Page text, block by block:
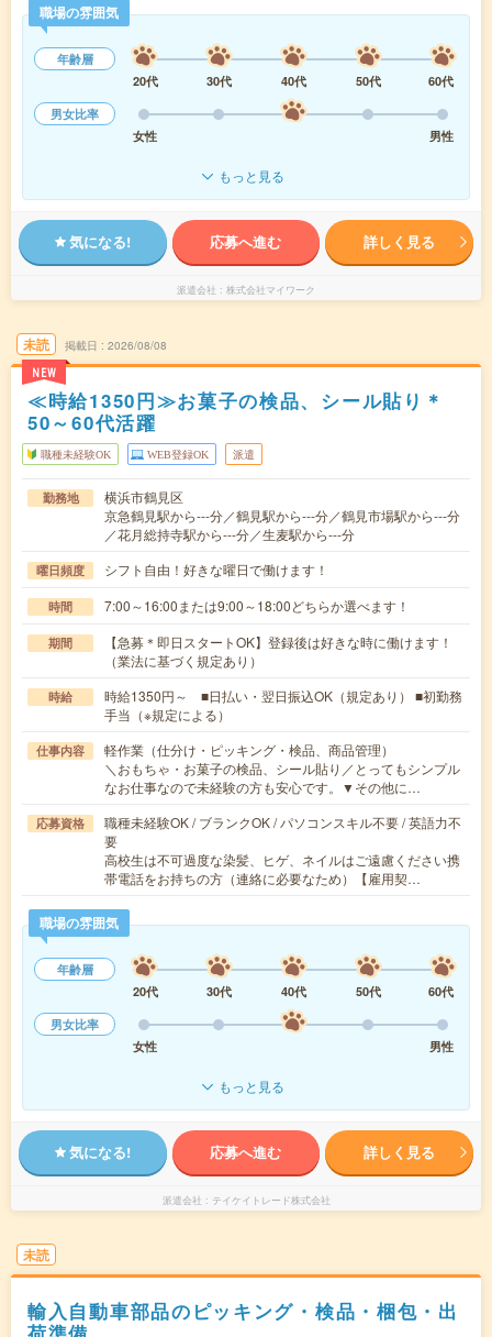
職場の雰囲気
年齢層
20代
30代 40代 50代
60代
男女比率
女性
男性
もっと見る
気になる! 応募へ進む 詳しく見る
派遣会社 株式会社マイワーク
未読
NEW
掲載日 2026/08/08
≪時給1350円≫お菓子の検品、シール貼り＊
50～60代活躍
職種未経験OK WEB登録OK 派遣
勤務地
横浜市鶴見区
京急鶴見駅から---分／鶴見駅から---分／鶴見市場駅から---分
／花月総持寺駅から---分／生麦駅から---分
曜日頻度 シフト自由！好きな曜日で働けます！
時間 7:00～16:00または9:00～18:00どちらか選べます！
期間
【急募＊即日スタートOK】登録後は好きな時に働けます！
（業法に基づく規定あり）
時給
時給1350円～ ■日払い・翌日振込OK（規定あり） ■初勤務
手当（※規定による）
仕事内容
軽作業（仕分け・ピッキング・検品、商品管理）
＼おもちゃ・お菓子の検品、シール貼り／とってもシンプル
なお仕事なので未経験の方も安心です。▼その他に…
応募資格
職種未経験OK / ブランクOK / パソコンスキル不要 / 英語力不
要
高校生は不可過度な染髪、ヒゲ、ネイルはご遠慮ください携
帯電話をお持ちの方（連絡に必要なため）【雇用契…
職場の雰囲気
年齢層
20代
30代 40代 50代
60代
男女比率
女性
男性
もっと見る
気になる! 応募へ進む 詳しく見る
派遣会社 テイケイトレード株式会社
未読
輸入自動車部品のピッキング・検品・梱包・出